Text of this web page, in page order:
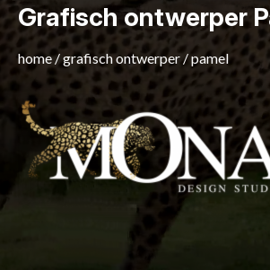
Grafisch ontwerper
home/grafisch ontwerper/pamel